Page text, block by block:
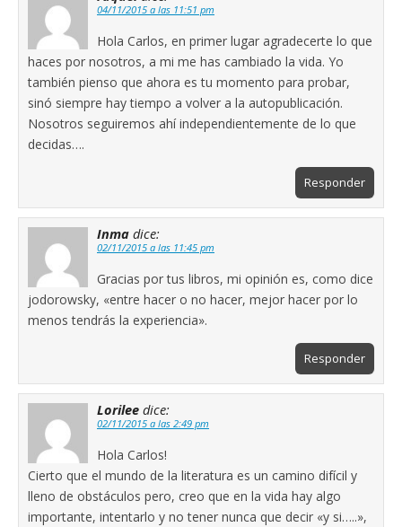
04/11/2015 a las 11:51 pm
Hola Carlos, en primer lugar agradecerte lo que
haces por nosotros, a mi me has cambiado la vida. Yo
también pienso que ahora es tu momento para probar,
sinó siempre hay tiempo a volver a la autopublicación.
Nosotros seguiremos ahí independientemente de lo que
decidas….
Responder
Inma dice:
02/11/2015 a las 11:45 pm
Gracias por tus libros, mi opinión es, como dice
jodorowsky, «entre hacer o no hacer, mejor hacer por lo
menos tendrás la experiencia».
Responder
Lorilee dice:
02/11/2015 a las 2:49 pm
Hola Carlos!
Cierto que el mundo de la literatura es un camino difícil y
lleno de obstáculos pero, creo que en la vida hay algo
importante, intentarlo y no tener nunca que decir «y si…..»,